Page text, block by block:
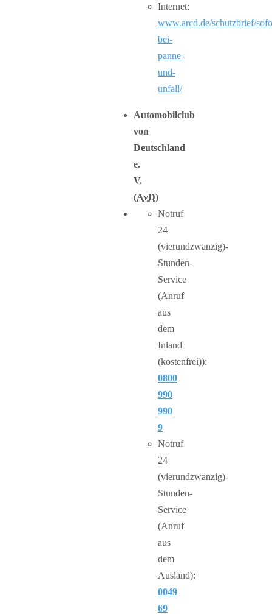
Internet:
www.arcd.de/schutzbrief/
bei-
panne-
und-
unfall/
Automobilclub
von
Deutschland
e.
V.
(AvD)
Notruf
24
(vierundzwanzig)-
Stunden-
Service
(Anruf
aus
dem
Inland
(kostenfrei)):
0800
990
990
9
Notruf
24
(vierundzwanzig)-
Stunden-
Service
(Anruf
aus
dem
Ausland):
0049
69